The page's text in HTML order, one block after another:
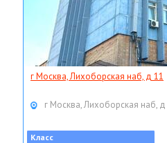
г Москва, Лихоборская наб, д 11
г Москва, Лихоборская наб,
Класс